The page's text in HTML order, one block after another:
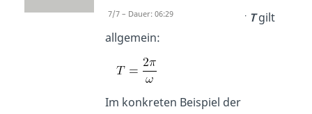
Für die Schwingungsdauer Tgilt
allgemein:
Im konkreten Beispiel der
7/7 – Dauer: 06:29